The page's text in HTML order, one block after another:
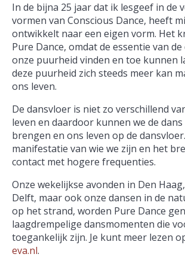
In de bijna 25 jaar dat ik lesgeef in de
vormen van Conscious Dance, heeft
ontwikkelt naar een eigen vorm. Het
Pure Dance, omdat de essentie van de
onze puurheid vinden en toe kunnen
deze puurheid zich steeds meer kan
ons leven.
De dansvloer is niet zo verschillend
leven en daardoor kunnen we de
brengen en ons leven op de
manifestatie van wie we zijn en het
contact met hogere frequenties.
Onze wekelijkse avonden in Den
Delft, maar ook onze dansen in de
op het strand, worden Pure Dance
laagdrempelige dansmomenten die
toegankelijk zijn. Je kunt meer lezen
eva.nl.